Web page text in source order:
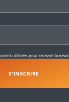
utilisées pour recevoir la